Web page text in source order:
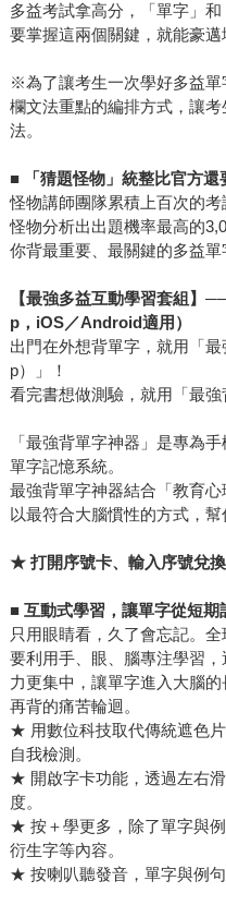
多益考試拿高分，「單字」
要掌握這兩個關鍵，就能豪邁
※為了讓考生一次學好多益
欄文法重點的編排方式，讓
法。
■
「猜題怪物」統整比官方
怪物講師團隊累積上百次的
怪物分析出出題機率最高的
你背最重要、最關鍵的多益單
【最強多益互動學習套組】
p，iOS／Android適用）
出門在外想背單字，就用「
p）」！
看完書想做測驗，就用「最強
「最強背單字神器」是專為
單字記憶系統。
最強背單字神器結合「教育心
以最符合大腦慣性的方式，幫
★ 打開序號卡、輸入序號兌
■ 互動式學習，讓單字從短期
只用眼睛看，久了會忘記。
要利用手、眼、腦專注學習
力更集中，讓單字進入大腦
再背的痛苦輪迴。
★ 用數位科技取代傳統遮色
自我檢測。
★ 開啟字卡功能，透過左右
度。
★ 按＋學更多，除了單字與
衍生字等內容。
★ 按喇叭聽發音，單字與例句